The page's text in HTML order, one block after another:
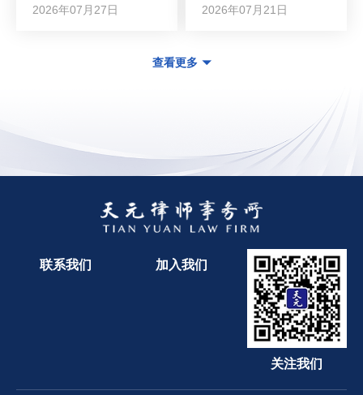
2026年07月27日 2026年07月21日
查看更多
联系我们 加入我们
关注我们